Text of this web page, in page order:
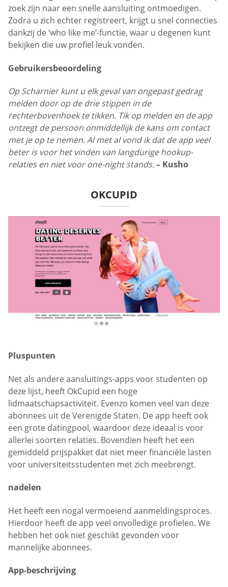
zoek zijn naar een snelle aansluiting ontmoedigen.
Zodra u zich echter registreert, krijgt u snel connecties
dankzij de ‘who like me’-functie, waar u degenen kunt
bekijken die uw profiel leuk vonden.
Gebruikersbeoordeling
Op Scharnier kunt u elk geval van ongepast gedrag
melden door op de drie stippen in de
rechterbovenhoek te tikken. Tik op melden en de app
ontzegt de persoon onmiddellijk de kans om contact
met je op te nemen. Al met al vond ik dat de app veel
beter is voor het vinden van langdurige hookup-
relaties en niet voor one-night stands.– Kusho
OKCUPID
Pluspunten
Net als andere aansluitings-apps voor studenten op
deze lijst, heeft OkCupid een hoge
lidmaatschapsactiviteit. Evenzo komen veel van deze
abonnees uit de Verenigde Staten. De app heeft ook
een grote datingpool, waardoor deze ideaal is voor
allerlei soorten relaties. Bovendien heeft het een
gemiddeld prijspakket dat niet meer financiële lasten
voor universiteitsstudenten met zich meebrengt.
nadelen
Het heeft een nogal vermoeiend aanmeldingsproces.
Hierdoor heeft de app veel onvolledige profielen. We
hebben het ook niet geschikt gevonden voor
mannelijke abonnees.
App-beschrijving